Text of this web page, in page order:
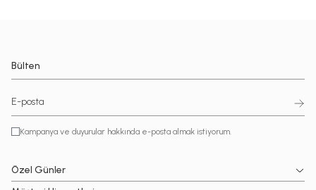
Bülten
Kampanya ve duyurular hakkında e-posta almak istiyorum.
Özel Günler